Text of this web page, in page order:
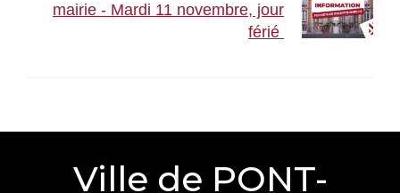
mairie - Mardi 11 novembre, jour
férié
Ville de PONT-